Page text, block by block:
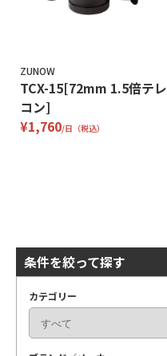
ZUNOW
TCX-15[72mm 1.5倍テレ
コン]
¥1,760/日（税込）
条件を絞って探す
カテゴリー